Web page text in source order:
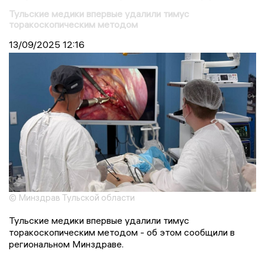
Тульские медики впервые удалили тимус
торакоскопическим методом
13/09/2025 12:16
© Минздрав Тульской области
Тульские медики впервые удалили тимус
торакоскопическим методом - об этом сообщили в
региональном Минздраве.